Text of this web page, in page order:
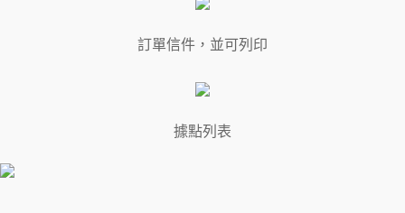
訂單信件，並可列印
據點列表